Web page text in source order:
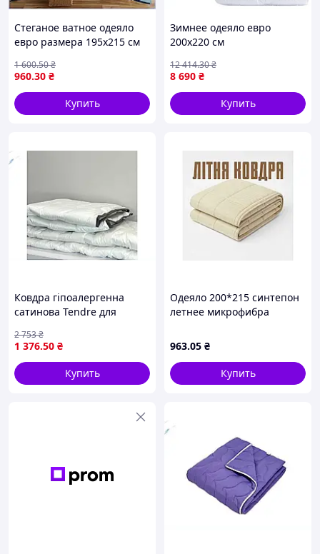
Стеганое ватное одеяло
евро размера 195х215 см
изделие для комфортного
сна дома МШоп1
960.30 ₴
1 600.50₴
Купить
Зимнее одеяло евро
200х220 см
одеяло для отеля и дома
набор 10 штук
8 690 ₴
12 414.30₴
Купить
Ковдра гіпоалергенна
сатинова Tendre для
відпочинку біла ТМ LELIT
1 376.50 ₴
2 753₴
Купить
Одеяло 200*215 синтепон
летнее микрофибра
"Wr"
963.05 ₴
Купить